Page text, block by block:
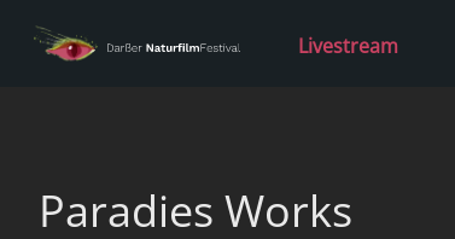
Livestream
Paradies Works